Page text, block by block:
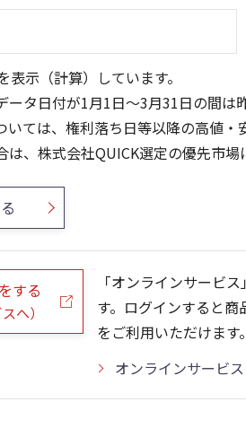
示（計算）しています。
ータ日付が1月1日～3月31日の間
ては、権利落ち日等以降の高値・
、株式会社QUICK選定の優先市場
する
へ）
「オンラインサービ
す。ログインすると
をご利用いただけます。
オンラインサービス